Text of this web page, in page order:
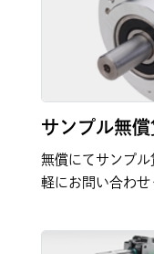
サンプル無
無償にてサンプ
軽にお問い合わせ